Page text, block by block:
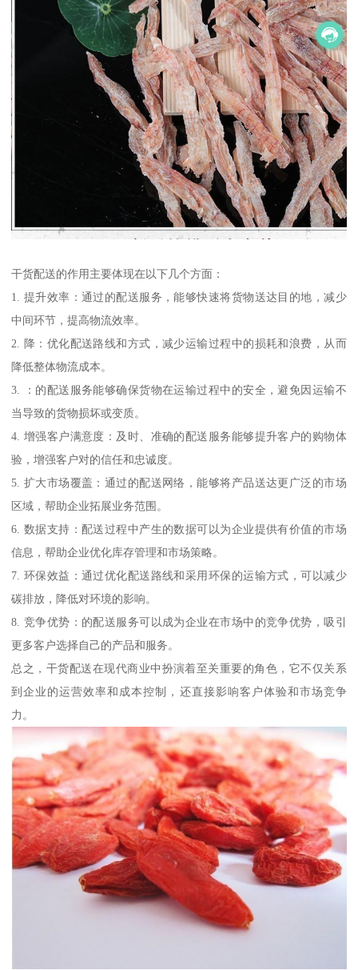
干货配送的作用主要体现在以下几个方面：
1. 提升效率：通过的配送服务，能够快速将货物送达目的地，减少
中间环节，提高物流效率。
2. 降：优化配送路线和方式，减少运输过程中的损耗和浪费，从而
降低整体物流成本。
3. ：的配送服务能够确保货物在运输过程中的安全，避免因运输不
当导致的货物损坏或变质。
4. 增强客户满意度：及时、准确的配送服务能够提升客户的购物体
验，增强客户对的信任和忠诚度。
5. 扩大市场覆盖：通过的配送网络，能够将产品送达更广泛的市场
区域，帮助企业拓展业务范围。
6. 数据支持：配送过程中产生的数据可以为企业提供有价值的市场
信息，帮助企业优化库存管理和市场策略。
7. 环保效益：通过优化配送路线和采用环保的运输方式，可以减少
碳排放，降低对环境的影响。
8. 竞争优势：的配送服务可以成为企业在市场中的竞争优势，吸引
更多客户选择自己的产品和服务。
总之，干货配送在现代商业中扮演着至关重要的角色，它不仅关系
到企业的运营效率和成本控制，还直接影响客户体验和市场竞争
力。